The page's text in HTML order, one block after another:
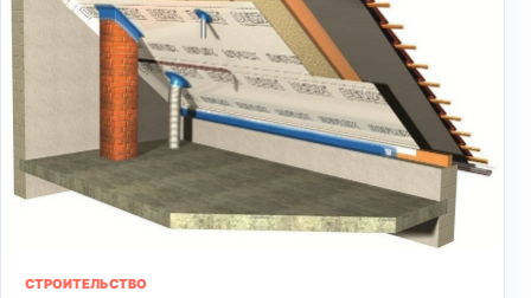
СТРОИТЕЛЬСТВО